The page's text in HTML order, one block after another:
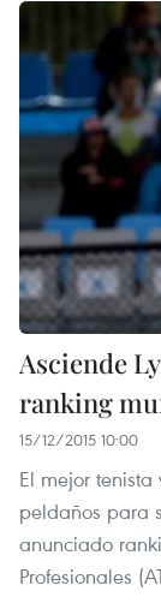
Asciende
ranking
15/12/2015 10:00
El mejor
peldaños para
anunciado
Profesionales